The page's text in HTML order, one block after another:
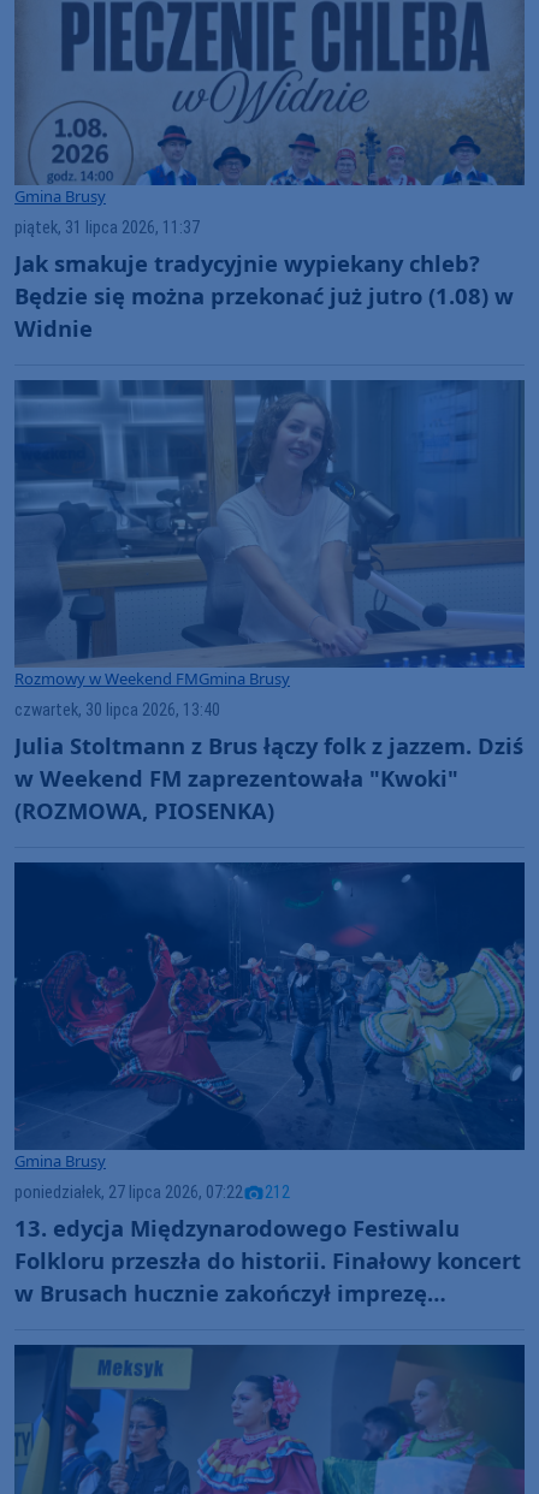
Gmina Brusy
piątek, 31 lipca 2026, 11:37
Jak smakuje tradycyjnie wypiekany chleb?
Będzie się można przekonać już jutro (1.08) w
Widnie
Rozmowy w Weekend FMGmina Brusy
czwartek, 30 lipca 2026, 13:40
Julia Stoltmann z Brus łączy folk z jazzem. Dziś
w Weekend FM zaprezentowała "Kwoki"
(ROZMOWA, PIOSENKA)
Gmina Brusy
poniedziałek, 27 lipca 2026, 07:22 212
13. edycja Międzynarodowego Festiwalu
Folkloru przeszła do historii. Finałowy koncert
w Brusach hucznie zakończył imprezę